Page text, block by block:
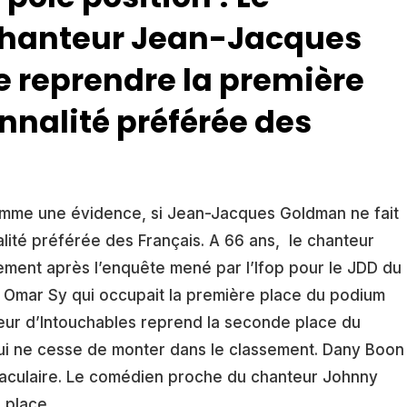
Jean-Jacques
reprendre la première
préférée des
une évidence, si Jean-Jacques Goldman ne fait
préférée des Français. A 66 ans, le chanteur
après l’enquête mené par l’Ifop pour le JDD du
Sy qui occupait la première place du podium
d’Intouchables reprend la seconde place du
ne cesse de monter dans le classement. Dany Boon
Le comédien proche du chanteur Johnny